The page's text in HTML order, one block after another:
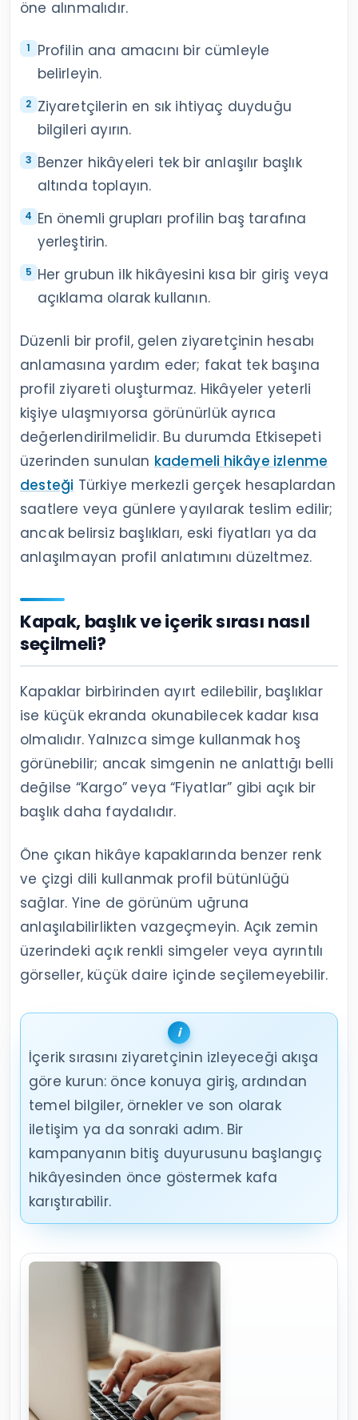
öne alınmalıdır.
Profilin ana amacını bir cümleyle
belirleyin.
Ziyaretçilerin en sık ihtiyaç duyduğu
bilgileri ayırın.
Benzer hikâyeleri tek bir anlaşılır başlık
altında toplayın.
En önemli grupları profilin baş tarafına
yerleştirin.
Her grubun ilk hikâyesini kısa bir giriş veya
açıklama olarak kullanın.
Düzenli bir profil, gelen ziyaretçinin hesabı
anlamasına yardım eder; fakat tek başına
profil ziyareti oluşturmaz. Hikâyeler yeterli
kişiye ulaşmıyorsa görünürlük ayrıca
değerlendirilmelidir. Bu durumda Etkisepeti
üzerinden sunulan kademeli hikâye izlenme
desteği Türkiye merkezli gerçek hesaplardan
saatlere veya günlere yayılarak teslim edilir;
ancak belirsiz başlıkları, eski fiyatları ya da
anlaşılmayan profil anlatımını düzeltmez.
Kapak, başlık ve içerik sırası nasıl
seçilmeli?
Kapaklar birbirinden ayırt edilebilir, başlıklar
ise küçük ekranda okunabilecek kadar kısa
olmalıdır. Yalnızca simge kullanmak hoş
görünebilir; ancak simgenin ne anlattığı belli
değilse “Kargo” veya “Fiyatlar” gibi açık bir
başlık daha faydalıdır.
Öne çıkan hikâye kapaklarında benzer renk
ve çizgi dili kullanmak profil bütünlüğü
sağlar. Yine de görünüm uğruna
anlaşılabilirlikten vazgeçmeyin. Açık zemin
üzerindeki açık renkli simgeler veya ayrıntılı
görseller, küçük daire içinde seçilemeyebilir.
İçerik sırasını ziyaretçinin izleyeceği akışa
göre kurun: önce konuya giriş, ardından
temel bilgiler, örnekler ve son olarak
iletişim ya da sonraki adım. Bir
kampanyanın bitiş duyurusunu başlangıç
hikâyesinden önce göstermek kafa
karıştırabilir.